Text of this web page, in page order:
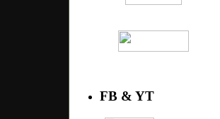
FB & YT